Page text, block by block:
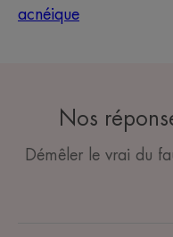
acnéique
Nos
Démêler le vrai du